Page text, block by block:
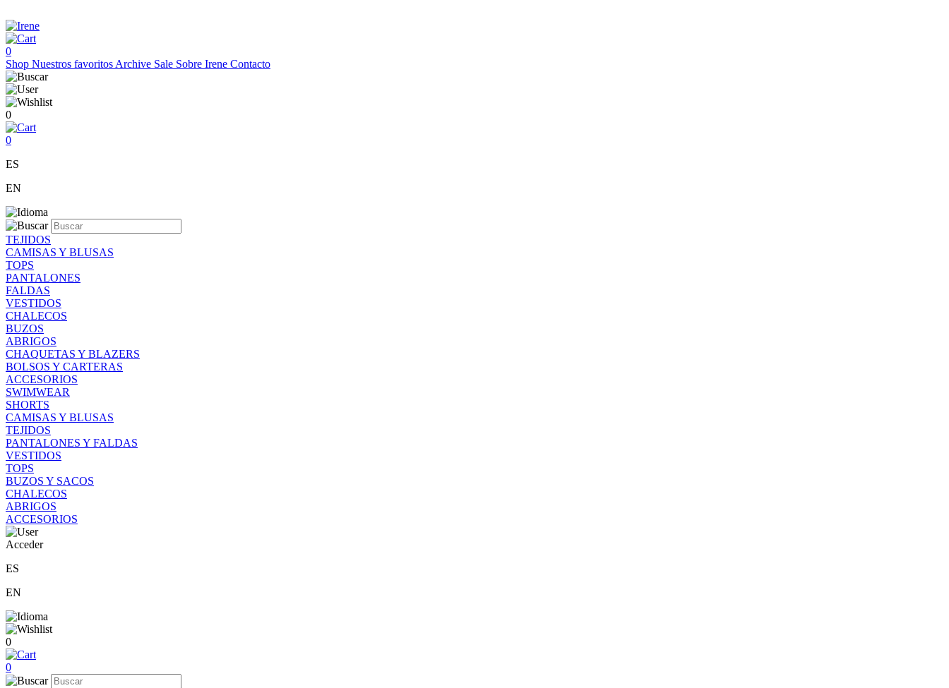
0
Shop Nuestros favoritos Archive Sale Sobre Irene Contacto
0
0
ES
EN
TEJIDOS
CAMISAS Y BLUSAS
TOPS
PANTALONES
FALDAS
VESTIDOS
CHALECOS
BUZOS
ABRIGOS
CHAQUETAS Y BLAZERS
BOLSOS Y CARTERAS
ACCESORIOS
SWIMWEAR
SHORTS
CAMISAS Y BLUSAS
TEJIDOS
PANTALONES Y FALDAS
VESTIDOS
TOPS
BUZOS Y SACOS
CHALECOS
ABRIGOS
ACCESORIOS
Acceder
ES
EN
0
0